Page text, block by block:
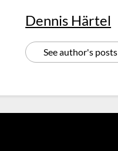
Dennis Härtel
See author's posts